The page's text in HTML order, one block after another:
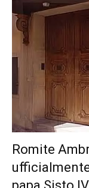
Romite